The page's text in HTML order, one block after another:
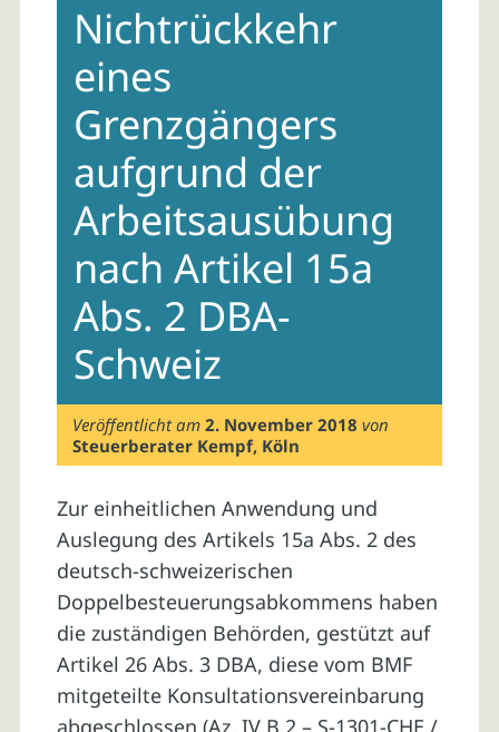
contentNichtrückkehr
eines
Grenzgängers
aufgrund der
Arbeitsausübung
nach Artikel 15a
Abs. 2 DBA-
Schweiz
Veröffentlicht am2. November 2018 von
Steuerberater Kempf, Köln
Zur einheitlichen Anwendung und
Auslegung des Artikels 15a Abs. 2 des
deutsch-schweizerischen
Doppelbesteuerungsabkommens haben
die zuständigen Behörden, gestützt auf
Artikel 26 Abs. 3 DBA, diese vom BMF
mitgeteilte Konsultationsvereinbarung